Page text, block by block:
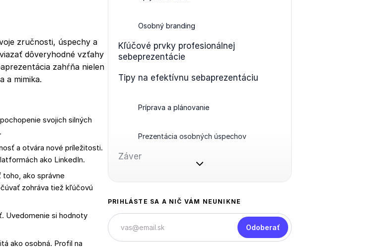
zručnosti, úspechy a
dôveryhodné vzťahy
zahŕňa nielen
a mimika.
svojich silných
a otvára nové príležitosti.
ako LinkedIn.
toho, ako správne
zohráva tiež kľúčovú
Uvedomenie si hodnoty
ako osobná. Profil na
Osobný branding
Kľúčové prvky profesionálnej
sebeprezentácie
Tipy na efektívnu sebaprezentáciu
Príprava a plánovanie
Prezentácia osobných úspechov
Záver
PRIHLÁSTE SA A NIČ VÁM NEUNIKNE
Odoberať